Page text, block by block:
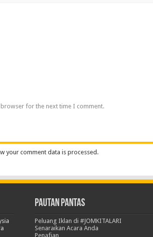
browser for the next time I comment.
your comment data is processed.
Pautan Pantas
Peluang Iklan di #JOMKITALARI
Senaraikan Acara Anda
Penafian